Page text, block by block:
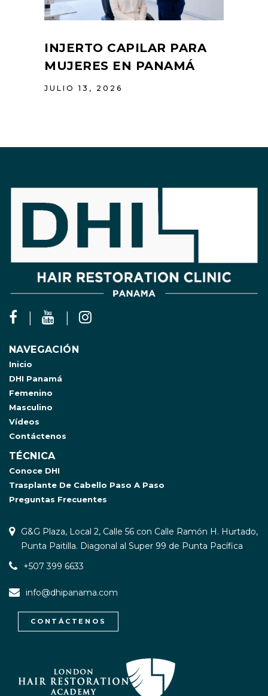
INJERTO CAPILAR PARA
MUJERES EN PANAMÁ
JULIO 13, 2026
NAVEGACIÓN
Inicio
DHI Panamá
Femenino
Masculino
Vídeos
Contáctenos
TÉCNICA
Conoce DHI
Trasplante De Cabello Paso A Paso
Preguntas Frecuentes
G&G Plaza, Local 2, Calle 56 con Calle Ramón H. Hurtado,
Punta Paitilla. Diagonal al Super 99 de Punta Pacífica
+507 399 6633
info@dhipanama.com
CONTÁCTENOS